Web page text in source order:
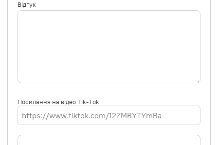
Відгук
Посилання на відео Tik-Tok